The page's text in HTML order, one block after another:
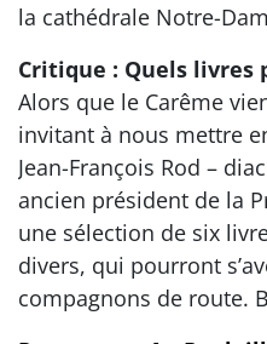
la cathédrale Notre-
Critique : Quels livres
Alors que le Carême
invitant à nous mettre
Jean-François Rod –
ancien président de la
une sélection de six
divers, qui pourront
compagnons de route.